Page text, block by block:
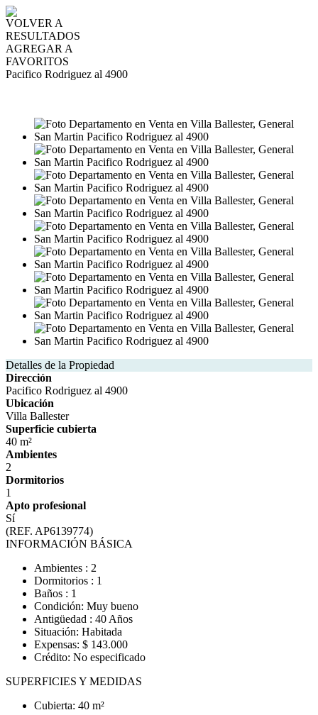
VOLVER A
RESULTADOS
AGREGAR A
FAVORITOS
Pacifico Rodriguez al 4900
Detalles de la Propiedad
Dirección
Pacifico Rodriguez al 4900
Ubicación
Villa Ballester
Superficie cubierta
40 m²
Ambientes
2
Dormitorios
1
Apto profesional
Sí
(REF. AP6139774)
INFORMACIÓN BÁSICA
Ambientes : 2
Dormitorios : 1
Baños : 1
Condición: Muy bueno
Antigüedad : 40 Años
Situación: Habitada
Expensas: $ 143.000
Crédito: No especificado
SUPERFICIES Y MEDIDAS
Cubierta: 40 m²